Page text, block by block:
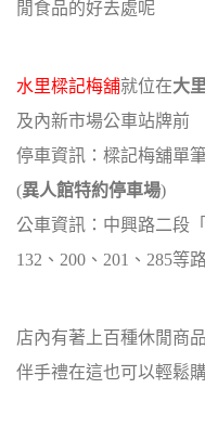
閒食品的好去處呢
水里樑記梅舖就位在大
及內新市場公車站牌前
停車資訊：樑記梅舖單
(異人館特約停車場)
公車資訊：中興路二段
132、200、201、285等
店內有著上百種休閒商
伴手禮在這也可以輕鬆